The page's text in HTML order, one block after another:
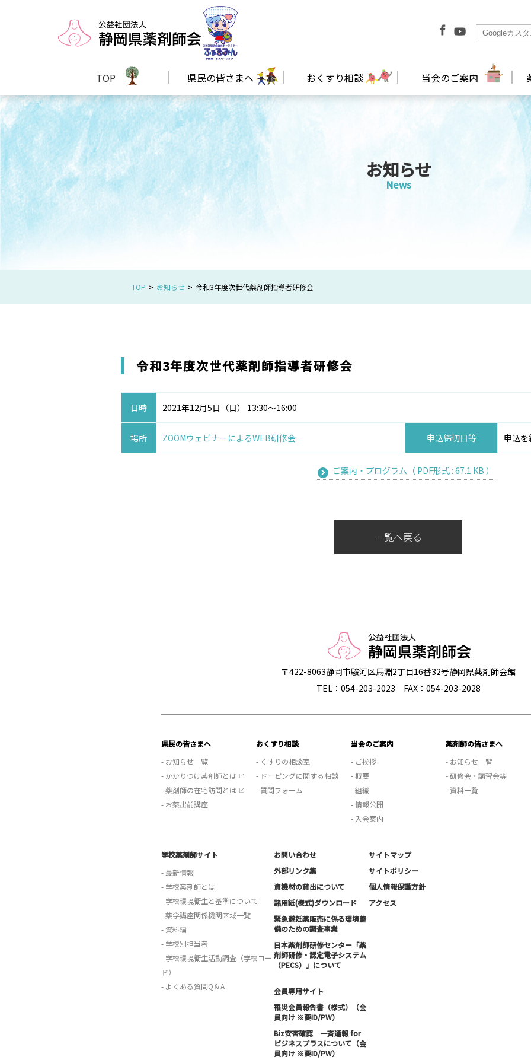
TOP 県民の皆さまへ おくすり相談 当会のご案内
お知らせ
News
TOP お知らせ 令和3年度次世代薬剤師指導者研修会
令和3年度次世代薬剤師指導者研修会
日時 2021年12月5日（日） 13:30～16:00
場所 ZOOMウェビナーによるWEB研修会 申込締切日等 申込を
ご案内・プログラム（ PDF形式 : 67.1 KB ）
一覧へ戻る
〒422-8063静岡市駿河区馬淵2丁目16番32号静岡県薬剤師会館
TEL：054-203-2023 FAX：054-203-2028
県民の皆さまへ
- お知らせ一覧
- かかりつけ薬剤師とは
- 薬剤師の在宅訪問とは
- お薬出前講座
おくすり相談
- くすりの相談室
- ドーピングに関する相談
- 質問フォーム
当会のご案内
- ご挨拶
- 概要
- 組織
- 情報公開
- 入会案内
薬剤師の皆さまへ
- お知らせ一覧
- 研修会・講習会等
- 資料一覧
学校薬剤師サイト
- 最新情報
- 学校薬剤師とは
- 学校環境衛生と基準について
- 薬学講座関係機関区域一覧
- 資料編
- 学校別担当者
- 学校環境衛生活動調査（学校コー
ド）
- よくある質問Q＆A
お問い合わせ
外部リンク集
資機材の貸出について
諸用紙(様式)ダウンロード
緊急避妊薬販売に係る環境整
備のための調査事業
日本薬剤師研修センター「薬
剤師研修・認定電子システム
（PECS）」について
会員専用サイト
罹災会員報告書（様式）（会
員向け ※要ID/PW）
Biz安否確認 一斉通報 for
ビジネスプラスについて（会
員向け ※要ID/PW）
サイトマップ
サイトポリシー
個人情報保護方針
アクセス